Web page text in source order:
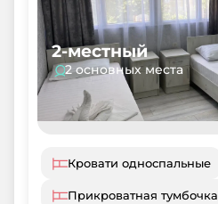
2-местный
2 основных места
Кровати односпальные
Прикроватная тумбочка